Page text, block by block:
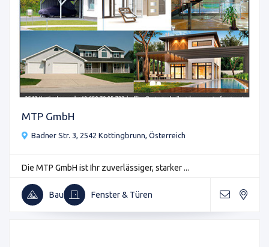
MTP GmbH
Badner Str. 3, 2542 Kottingbrunn, Österreich
Die MTP GmbH ist Ihr zuverlässiger, starker ...
Bau Fenster & Türen